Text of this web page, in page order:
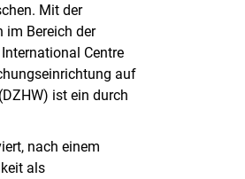
Mit der
im Bereich der
Centre
auf
ist ein durch
nach einem
als